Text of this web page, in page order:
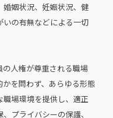
姻状況、妊娠状況、健
いの有無などによる一切
人権が尊重される職場
を問わず、あらゆる形態
場環境を提供し、適正
プライバシーの保護、